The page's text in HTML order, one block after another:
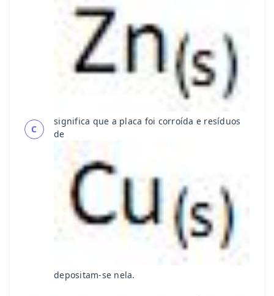
C
significa que a placa foi corroída e resíduos
de
depositam-se nela.